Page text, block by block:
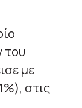
του
με
στις